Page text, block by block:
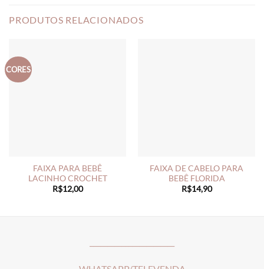
PRODUTOS RELACIONADOS
CORES
FAIXA PARA BEBÊ
LACINHO CROCHET
R$12,00
FAIXA DE CABELO PARA
BEBÊ FLORIDA
R$14,90